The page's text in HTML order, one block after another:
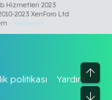
Üst
Alt
Hizmetleri 2023
2023 XenForo Ltd.
- XenGenTr
politikası Yardım